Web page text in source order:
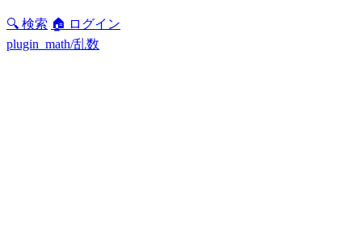
🔍 検索 🏠 ログイン
plugin_math/乱数